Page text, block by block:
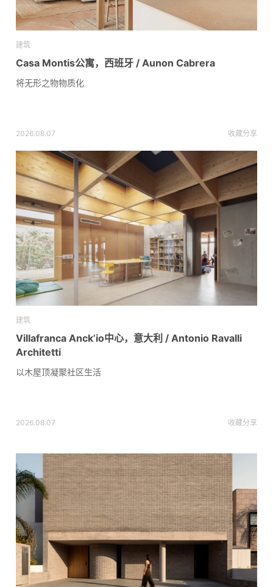
建筑
Casa Montis公寓，西班牙 / Aunon Cabrera
将无形之物物质化
2026.08.07 收藏分享
建筑
Villafranca Anck’io中心，意大利 / Antonio Ravalli
Architetti
以木屋顶凝聚社区生活
2026.08.07 收藏分享